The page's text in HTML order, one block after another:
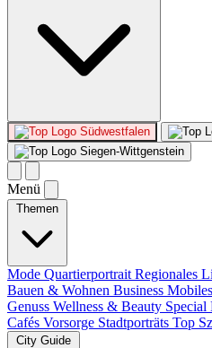
Südwestfalen
Siegen-Wittgenstein
Menü
Themen
Mode Quartierportrait Regionales
Bauen & Wohnen Business
Genuss Wellness & Beauty Special
Cafés Vorsorge Stadtporträts Top
City Guide